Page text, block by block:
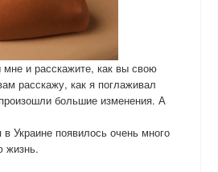
и расскажите, как вы свою
расскажу, как я поглаживал
большие изменения. А
Украине появилось очень много
жизнь.